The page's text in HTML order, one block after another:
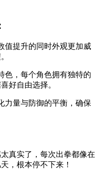
值提升的同时外观更加威
色，每个角色拥有独特的
好自由选择。
力量与防御的平衡，确保
真实了，每次出拳都像在
，根本停不下来！